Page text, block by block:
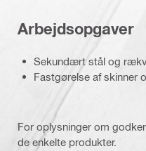
Arbejdsopgaver
Sekundært stål og
Fastgørelse af skinner
For oplysninger om
de enkelte produkter.